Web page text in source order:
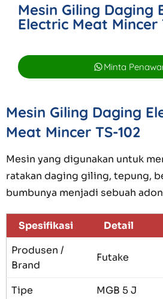
Mesin Giling Daging
Electric Meat Mincer
Minta
Mesin Giling Daging
Meat Mincer TS-102
Mesin yang digunakan untuk
ratakan daging giling, tepung,
bumbunya menjadi sebuah
Spesifikasi
Detail
Produsen /
Brand
Futake
Tipe MGB 5 J